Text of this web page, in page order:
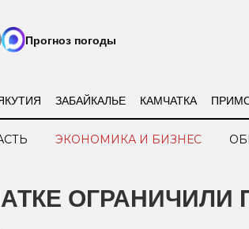
Прогноз погоды
ЗАБАЙКАЛЬЕ КАМЧАТКА
ЭКОНОМИКА И БИЗНЕС
ОГРАНИЧИЛИ